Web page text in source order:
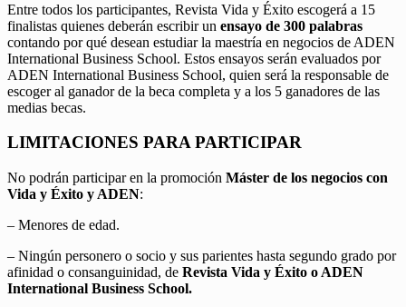
Entre todos los participantes, Revista Vida y Éxito escogerá a 15
finalistas quienes deberán escribir un ensayo de 300 palabras
contando por qué desean estudiar la maestría en negocios de ADEN
International Business School. Estos ensayos serán evaluados por
ADEN International Business School, quien será la responsable de
escoger al ganador de la beca completa y a los 5 ganadores de las
medias becas.
LIMITACIONES PARA PARTICIPAR
No podrán participar en la promoción Máster de los negocios con
Vida y Éxito y ADEN:
– Menores de edad.
– Ningún personero o socio y sus parientes hasta segundo grado por
afinidad o consanguinidad, de Revista Vida y Éxito o ADEN
International Business School.